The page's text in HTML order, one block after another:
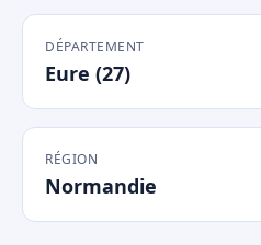
DÉPARTEMENT
Eure (27)
RÉGION
Normandie